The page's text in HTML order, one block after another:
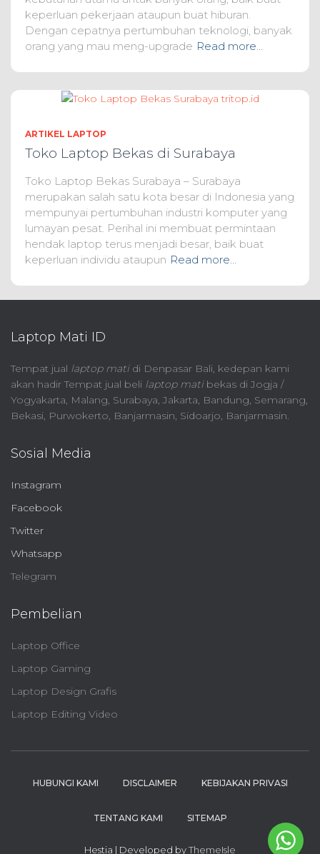
keperluan pekerjaan ataupun buat hiburan.
Dengan cepatnya pertumbuhan teknologi, banyak
orang yang mau meng-upgrade Read more…
ARTIKEL LAPTOP
Toko Laptop Bekas di Surabaya
Toko Laptop Bekas Surabaya – Surabaya
merupakan salah satu kota besar di Indonesia yang
mempunyai pertumbuhan industri komputer yang
lumayan pesat. Perihal ini membuat permintaan
hendak laptop terus menjadi besar, baik buat
keperluan individu ataupun Read more…
Laptop Mati ID
Tempat jual laptop matidi Denpasar Bali, kedepan kami
akan hadir Tempat jual beli laptop matibekas di Jogja /
Yogyakarta, Malang, Surabaya, Jakarta, Bandung, Semarang,
Bekasi, Purwokerto, Banjarmasin, Sidoarjo, Banjarmasin.
Sosial Media
Instagram
Facebook
Twitter
Whatsapp
Telegram
Pembelian
Laptop Office
Laptop Gaming
Laptop Design Grafis
Laptop Editing Video
HUBUNGI KAMI DISCLAIMER KEBIJAKAN PRIVASI
TENTANG KAMI SITEMAP
Hestia | Developed byThemeIsle